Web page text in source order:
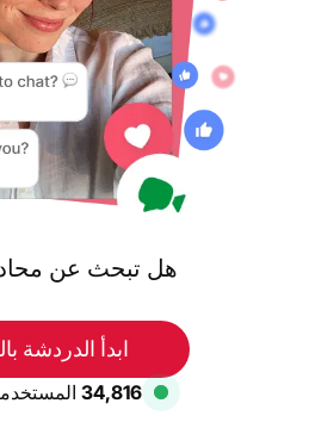
هل تبحث عن
ابدأ الدردشة
34,439